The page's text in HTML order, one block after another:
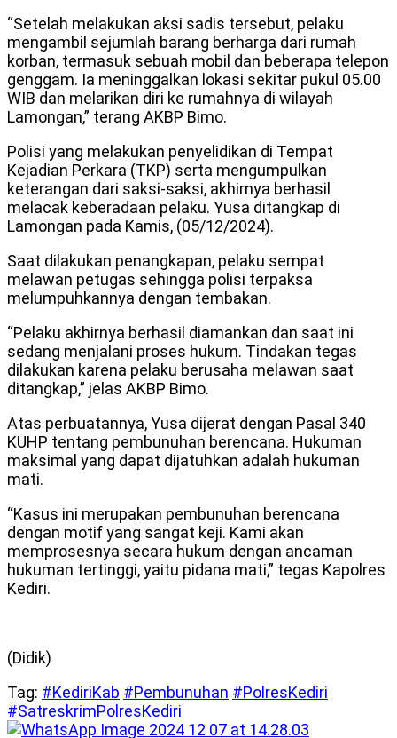
“Setelah melakukan aksi sadis tersebut, pelaku
mengambil sejumlah barang berharga dari rumah
korban, termasuk sebuah mobil dan beberapa telepon
genggam. Ia meninggalkan lokasi sekitar pukul 05.00
WIB dan melarikan diri ke rumahnya di wilayah
Lamongan,” terang AKBP Bimo.
Polisi yang melakukan penyelidikan di Tempat
Kejadian Perkara (TKP) serta mengumpulkan
keterangan dari saksi-saksi, akhirnya berhasil
melacak keberadaan pelaku. Yusa ditangkap di
Lamongan pada Kamis, (05/12/2024).
Saat dilakukan penangkapan, pelaku sempat
melawan petugas sehingga polisi terpaksa
melumpuhkannya dengan tembakan.
“Pelaku akhirnya berhasil diamankan dan saat ini
sedang menjalani proses hukum. Tindakan tegas
dilakukan karena pelaku berusaha melawan saat
ditangkap,” jelas AKBP Bimo.
Atas perbuatannya, Yusa dijerat dengan Pasal 340
KUHP tentang pembunuhan berencana. Hukuman
maksimal yang dapat dijatuhkan adalah hukuman
mati.
“Kasus ini merupakan pembunuhan berencana
dengan motif yang sangat keji. Kami akan
memprosesnya secara hukum dengan ancaman
hukuman tertinggi, yaitu pidana mati,” tegas Kapolres
Kediri.
(Didik)
Tag: #KediriKab #Pembunuhan #PolresKediri
#SatreskrimPolresKediri